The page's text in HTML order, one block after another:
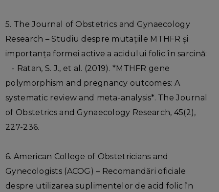
5. The Journal of Obstetrics and Gynaecology
Research – Studiu despre mutațiile MTHFR și
importanța formei active a acidului folic în sarcină:
- Ratan, S. J., et al. (2019). *MTHFR gene
polymorphism and pregnancy outcomes: A
systematic review and meta-analysis*. The Journal
of Obstetrics and Gynaecology Research, 45(2),
227-236.
6. American College of Obstetricians and
Gynecologists (ACOG) – Recomandări oficiale
despre utilizarea suplimentelor de acid folic în